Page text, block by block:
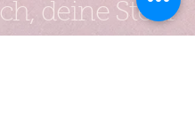
deine Steffi